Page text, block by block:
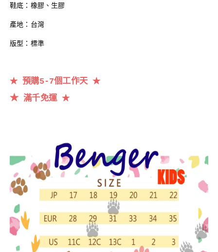
鞋底：橡膠、生膠
產地：台灣
版型：標準
★ 預購5-7個工作天 ★
★ 滿千免運★